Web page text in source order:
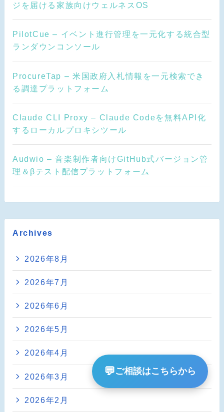
ジを届ける家族向けウェルネスOS
PilotCue – イベント進行管理を一元化する統合型
ランダウンコンソール
ProcureTap – 米国政府入札情報を一元検索でき
る調達プラットフォーム
Claude CLI Proxy – Claude Codeを無料API化
するローカルプロキシツール
Audwio – 音楽制作者向けGitHub式バージョン管
理＆βテスト配信プラットフォーム
Archives
2026年8月
2026年7月
2026年6月
2026年5月
2026年4月
2026年3月
2026年2月
💬ご相談はこちらから